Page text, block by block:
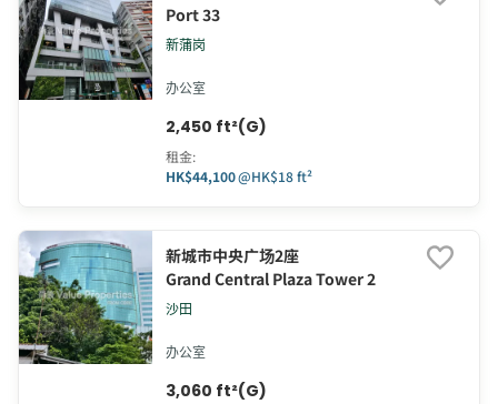
Port 33
新蒲岗
办公室
2,450 ft²(G)
租金:
HK$44,100@HK$18 ft²
新城市中央广场2座
Grand Central Plaza Tower 2
沙田
办公室
3,060 ft²(G)